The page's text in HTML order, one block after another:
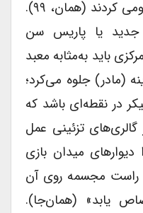
آبراهه‌ها و انواع تأسیسات عمومی کردند (همان، ۹۹).
یا پاریس سن
«عمارت مرکزی باید به‌مثابه معبد
جلوه می‌کرد؛
در نقطه‌ای باشد که
تزئینی عمل
میدان بازی
مجسمه روی آن
یابد» (همان‌جا).